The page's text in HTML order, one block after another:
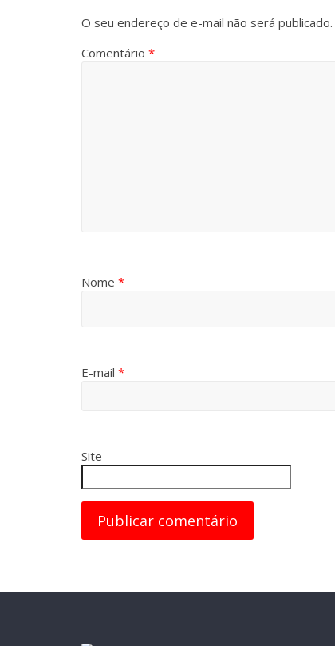
O seu endereço de e-mail não será publicado.
Comentário *
Nome *
E-mail *
Site